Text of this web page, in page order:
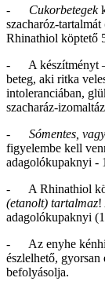
- Cukorbetegek
szacharóz-
Rhinathiol köptető
- A készítményt –
beteg, aki ritka
intoleranciában,
szacharáz-
- Sómentes,
figyelembe kell
adagolókupaknyi -
- A Rhinathiol
(etanolt) tartalmaz!
adagolókupaknyi
- Az enyhe
észlelhető,
befolyásolja.